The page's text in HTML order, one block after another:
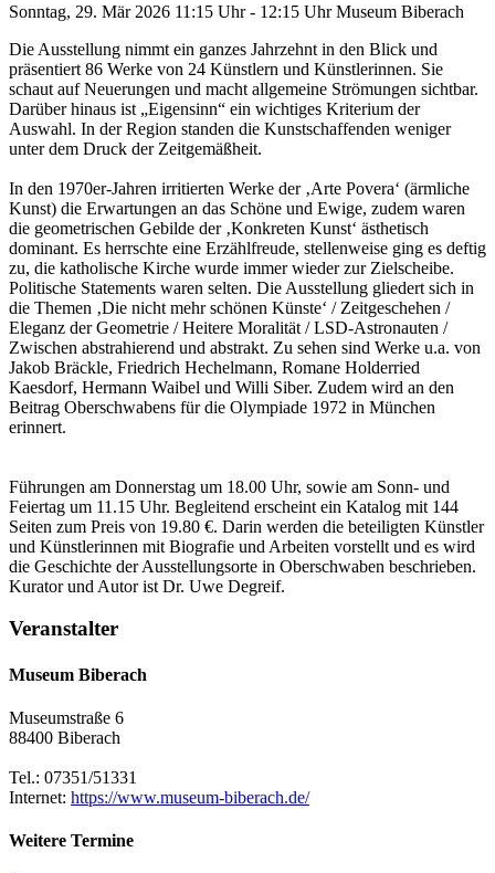
Sonntag, 29. Mär 2026 11:15 Uhr - 12:15 Uhr Museum Biberach
Die Ausstellung nimmt ein ganzes Jahrzehnt in den Blick und
präsentiert 86 Werke von 24 Künstlern und Künstlerinnen. Sie
schaut auf Neuerungen und macht allgemeine Strömungen sichtbar.
Darüber hinaus ist „Eigensinn“ ein wichtiges Kriterium der
Auswahl. In der Region standen die Kunstschaffenden weniger
unter dem Druck der Zeitgemäßheit.
In den 1970er-Jahren irritierten Werke der ‚Arte Povera‘ (ärmliche
Kunst) die Erwartungen an das Schöne und Ewige, zudem waren
die geometrischen Gebilde der ‚Konkreten Kunst‘ ästhetisch
dominant. Es herrschte eine Erzählfreude, stellenweise ging es deftig
zu, die katholische Kirche wurde immer wieder zur Zielscheibe.
Politische Statements waren selten. Die Ausstellung gliedert sich in
die Themen ‚Die nicht mehr schönen Künste‘ / Zeitgeschehen /
Eleganz der Geometrie / Heitere Moralität / LSD-Astronauten /
Zwischen abstrahierend und abstrakt. Zu sehen sind Werke u.a. von
Jakob Bräckle, Friedrich Hechelmann, Romane Holderried
Kaesdorf, Hermann Waibel und Willi Siber. Zudem wird an den
Beitrag Oberschwabens für die Olympiade 1972 in München
erinnert.
Führungen am Donnerstag um 18.00 Uhr, sowie am Sonn- und
Feiertag um 11.15 Uhr. Begleitend erscheint ein Katalog mit 144
Seiten zum Preis von 19.80 €. Darin werden die beteiligten Künstler
und Künstlerinnen mit Biografie und Arbeiten vorstellt und es wird
die Geschichte der Ausstellungsorte in Oberschwaben beschrieben.
Kurator und Autor ist Dr. Uwe Degreif.
Veranstalter
Museum Biberach
Museumstraße 6
88400 Biberach
Tel.: 07351/51331
Internet: https://www.museum-biberach.de/
Weitere Termine